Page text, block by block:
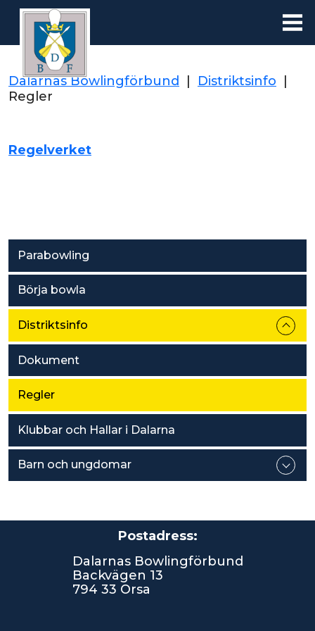
Parabowling
Börja bowla
Distriktsinfo
Dokument
Regler
Klubbar och Hallar i Dalarna
Barn och ungdomar
Dalarnas Bowlingförbund Distriktsinfo
Regler
Regelverket
Postadress:
Dalarnas Bowlingförbund
Backvägen 13
794 33 Orsa